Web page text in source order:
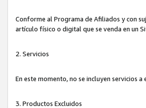
Conforme al Programa de Afiliados y con
artículo físico o digital que se venda en un
2. Servicios
En este momento, no se incluyen servicios
3. Productos Excluidos